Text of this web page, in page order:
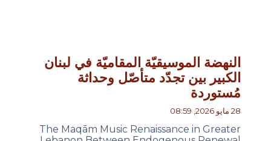
النهضة الموسيقيّة المقاميّة في لبنان
الكبير بين تجدّد متأصّل وحداثة
مُستوردة
28 مايو 2026, 08:59
The Maqām Music Renaissance in Greater